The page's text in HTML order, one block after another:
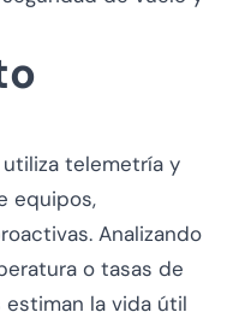
utiliza telemetría y
equipos,
Analizando
o tasas de
la vida útil